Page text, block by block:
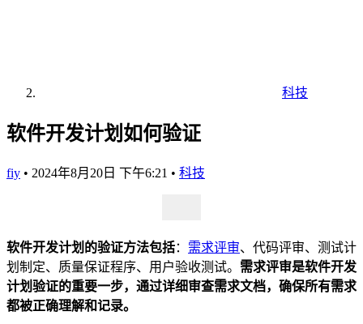
科技
软件开发计划如何验证
fiy • 2024年8月20日 下午6:21 • 科技
软件开发计划的验证方法包括： 需求评审、代码评审、测试计
划制定、质量保证程序、用户验收测试。 需求评审是软件开发
计划验证的重要一步，通过详细审查需求文档，确保所有需求
都被正确理解和记录。